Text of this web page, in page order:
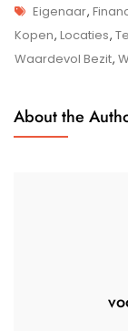
Tags
Eigenaar,
Kopen, Locaties,
Waardevol Bezit,
About the